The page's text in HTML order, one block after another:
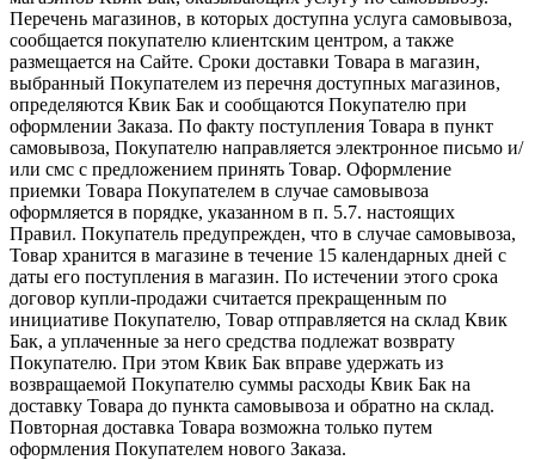
Перечень магазинов, в которых доступна услуга самовывоза,
сообщается покупателю клиентским центром, а также
размещается на Сайте. Сроки доставки Товара в магазин,
выбранный Покупателем из перечня доступных магазинов,
определяются Квик Бак и сообщаются Покупателю при
оформлении Заказа. По факту поступления Товара в пункт
самовывоза, Покупателю направляется электронное письмо и/
или смс с предложением принять Товар. Оформление
приемки Товара Покупателем в случае самовывоза
оформляется в порядке, указанном в п. 5.7. настоящих
Правил. Покупатель предупрежден, что в случае самовывоза,
Товар хранится в магазине в течение 15 календарных дней с
даты его поступления в магазин. По истечении этого срока
договор купли-продажи считается прекращенным по
инициативе Покупателю, Товар отправляется на склад Квик
Бак, а уплаченные за него средства подлежат возврату
Покупателю. При этом Квик Бак вправе удержать из
возвращаемой Покупателю суммы расходы Квик Бак на
доставку Товара до пункта самовывоза и обратно на склад.
Повторная доставка Товара возможна только путем
оформления Покупателем нового Заказа.